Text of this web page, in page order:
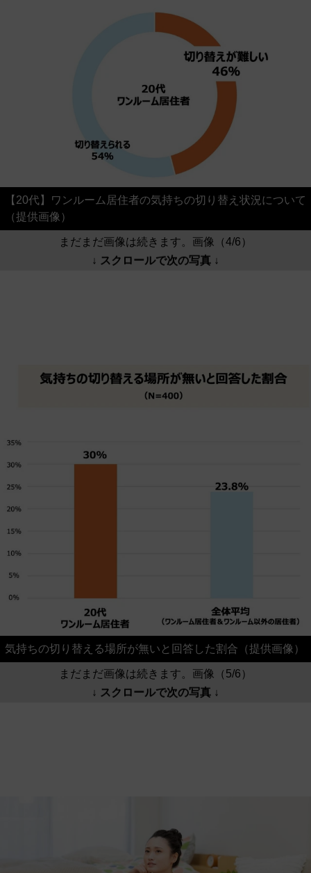
【20代】ワンルーム居住者の気持ちの切り替え状況について
（提供画像）
まだまだ画像は続きます。画像（4/6）
↓ スクロールで次の写真 ↓
気持ちの切り替える場所が無いと回答した割合（提供画像）
まだまだ画像は続きます。画像（5/6）
↓ スクロールで次の写真 ↓